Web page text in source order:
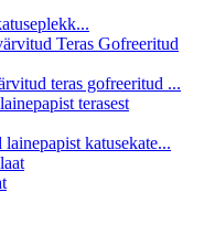
teras gofreeritud ...
katusekate...